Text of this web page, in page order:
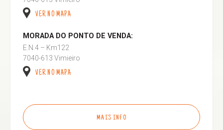
VER NO MAPA
MORADA DO PONTO DE VENDA:
E.N.4 – Km122
7040-613 Vimieiro
VER NO MAPA
MAIS INFO